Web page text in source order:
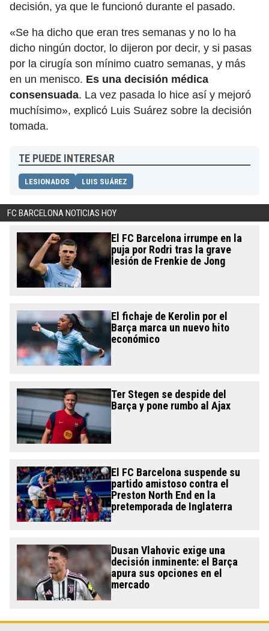
decisión, ya que le funcionó durante el pasado.
«Se ha dicho que eran tres semanas y no lo ha
dicho ningún doctor, lo dijeron por decir, y si pasas
por la cirugía son mínimo cuatro semanas, y más
en un menisco. Es una decisión médica
consensuada. La vez pasada lo hice así y mejoró
muchísimo», explicó Luis Suárez sobre la decisión
tomada.
TE PUEDE INTERESAR
LESIONADOS LUIS SUÁREZ
FC BARCELONA NOTICIAS HOY
El FC Barcelona irrumpe en la
puja por Rodri tras la grave
lesión de Frenkie de Jong
El fichaje de Kerolin por el
Barça marca un nuevo hito
económico
Ter Stegen se despide del
Barça y pone rumbo al Ajax
El FC Barcelona suspende su
partido amistoso contra el
Preston North End en la
pretemporada de Inglaterra
Dusan Vlahovic exige una
decisión inminente: el Barça
apura sus opciones en el
mercado